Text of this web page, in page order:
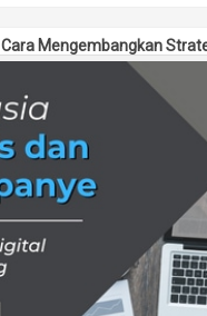
Cara Mengembangkan
Konten yang Konsisten
Loyalitas Pelanggan Digital
Tips Mempertahankan
Pendidikan